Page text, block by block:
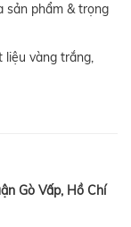
sản phẩm & trọng
liệu vàng trắng,
Gò Vấp, Hồ Chí